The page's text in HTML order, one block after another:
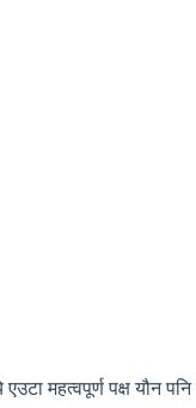
महत्वपूर्ण पक्ष यौन पनि